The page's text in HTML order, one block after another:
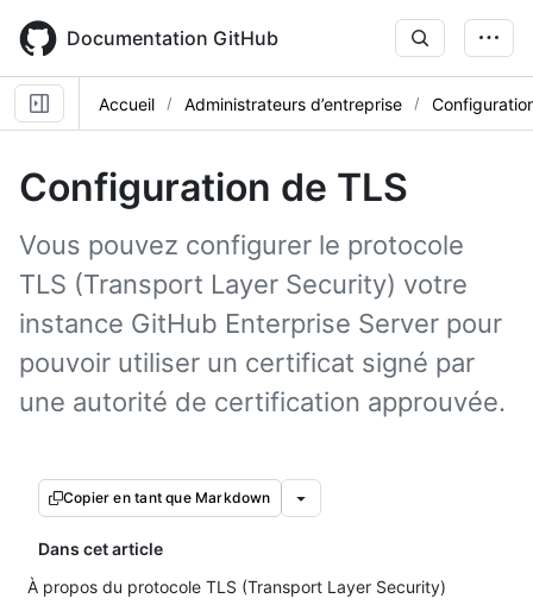
main
content
Documentation GitHub
Accueil Administrateurs d’entreprise
Configuration de TLS
Vous pouvez configurer le protocole
TLS (Transport Layer Security) votre
instance GitHub Enterprise Server pour
pouvoir utiliser un certificat signé par
une autorité de certification approuvée.
Copier en tant que Markdown
Dans cet article
À propos du protocole TLS (Transport Layer Security)